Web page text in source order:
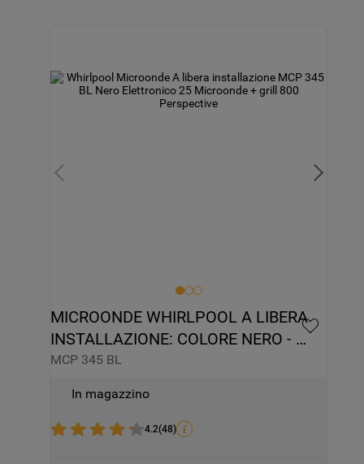
MICROONDE WHIRLPOOL A LIBERA
INSTALLAZIONE: COLORE NERO -
MCP 345 BL
MCP 345 BL
In magazzino
4.2(48)